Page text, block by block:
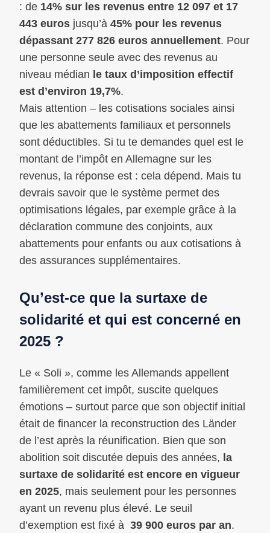
: de 14% sur les revenus entre 12 097 et 17
443 euros jusqu’à 45% pour les revenus
dépassant 277 826 euros annuellement. Pour
une personne seule avec des revenus au
niveau médian le taux d’imposition effectif
est d’environ 19,7%.
Mais attention – les cotisations sociales ainsi
que les abattements familiaux et personnels
sont déductibles. Si tu te demandes quel est le
montant de l’impôt en Allemagne sur les
revenus, la réponse est : cela dépend. Mais tu
devrais savoir que le système permet des
optimisations légales, par exemple grâce à la
déclaration commune des conjoints, aux
abattements pour enfants ou aux cotisations à
des assurances supplémentaires.
Qu’est-ce que la surtaxe de
solidarité et qui est concerné en
2025 ?
Le « Soli », comme les Allemands appellent
familièrement cet impôt, suscite quelques
émotions – surtout parce que son objectif initial
était de financer la reconstruction des Länder
de l’est après la réunification. Bien que son
abolition soit discutée depuis des années, la
surtaxe de solidarité est encore en vigueur
en 2025, mais seulement pour les personnes
ayant un revenu plus élevé. Le seuil
d’exemption est fixé à 39 900 euros par an.